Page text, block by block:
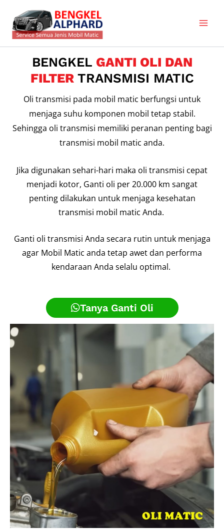
konten
BENGKEL GANTI OLI DAN
FILTER TRANSMISI MATIC
Oli transmisi pada mobil matic berfungsi untuk
menjaga suhu komponen mobil tetap stabil.
Sehingga oli transmisi memiliki peranan penting bagi
transmisi mobil matic anda.
Jika digunakan sehari-hari maka oli transmisi cepat
menjadi kotor, Ganti oli per 20.000 km sangat
penting dilakukan untuk menjaga kesehatan
transmisi mobil matic Anda.
Ganti oli transmisi Anda secara rutin untuk menjaga
agar Mobil Matic anda tetap awet dan performa
kendaraan Anda selalu optimal.
Tanya Ganti Oli